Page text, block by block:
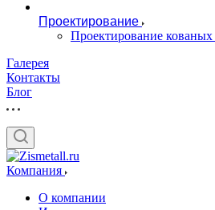
Проектирование
Проектирование кованых
Галерея
Контакты
Блог
Компания
О компании